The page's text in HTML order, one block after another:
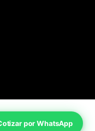
Inicio por WhatsApp